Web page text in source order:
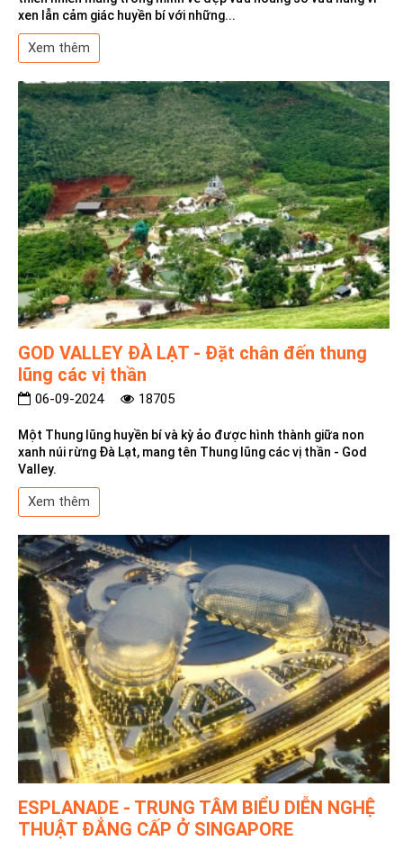
xen lẫn cảm giác huyền bí với những...
Xem thêm
GOD VALLEY ĐÀ LẠT - Đặt chân đến thung
lũng các vị thần
06-09-2024 18705
Một Thung lũng huyền bí và kỳ ảo được hình thành giữa non
xanh núi rừng Đà Lạt, mang tên Thung lũng các vị thần - God
Valley.
Xem thêm
ESPLANADE - TRUNG TÂM BIỂU DIỄN NGHỆ
THUẬT ĐẲNG CẤP Ở SINGAPORE